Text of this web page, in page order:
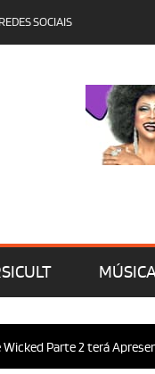
REDES SOCIAIS
Parte 2 terá